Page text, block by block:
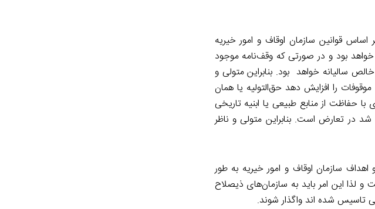
قوانین سازمان اوقاف و امور خیریه
بود و در صورتی که وقف‌نامه موجود
حق‌النظاره در آن معین نشده باشد، حق‌التولیه و حق‌النظاره معادل ۵% درآمد خالص سالیانه خواهد بود. بنابراین متولی و
را افزایش دهد حق‌التولیه یا همان
حفاظت از منابع طبیعی یا ابنیه تاریخی
در تعارض است. بنابراین متولی و ناظر
سازمان اوقاف و امور خیریه به طور
و لذا این امر باید به سازمان‌های ذیصلاح
تاسیس شده اند واگذار شوند.